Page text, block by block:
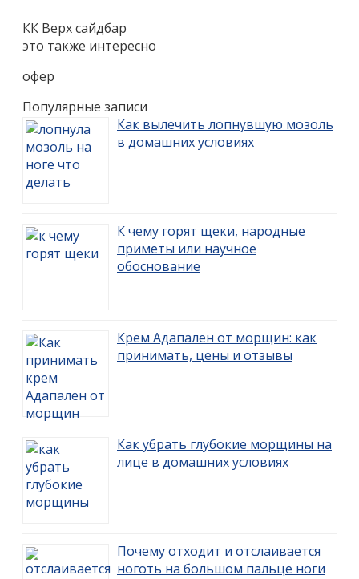
КК Верх сайдбар
это также интересно
офер
Популярные записи
Как вылечить лопнувшую мозоль
в домашних условиях
К чему горят щеки, народные
приметы или научное
обоснование
Крем Адапален от морщин: как
принимать, цены и отзывы
Как убрать глубокие морщины на
лице в домашних условиях
Почему отходит и отслаивается
ноготь на большом пальце ноги